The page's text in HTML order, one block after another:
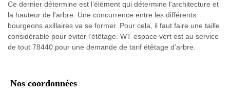
Ce dernier détermine est l’élément qui détermine l'architecture et
la hauteur de l'arbre. Une concurrence entre les différents
bourgeons axillaires va se former. Pour cela, il faut faire une taille
considérable pour éviter l’étêtage. WT espace vert est au service
de tout 78440 pour une demande de tarif étêtage d’arbre.
Nos coordonnées